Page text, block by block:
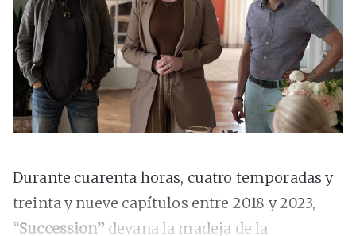
Durante cuarenta horas, cuatro temporadas y
treinta y nueve capítulos entre 2018 y 2023,
“Succession” devana la madeja de la